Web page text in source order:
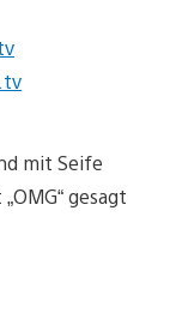
mit Seife
gesagt